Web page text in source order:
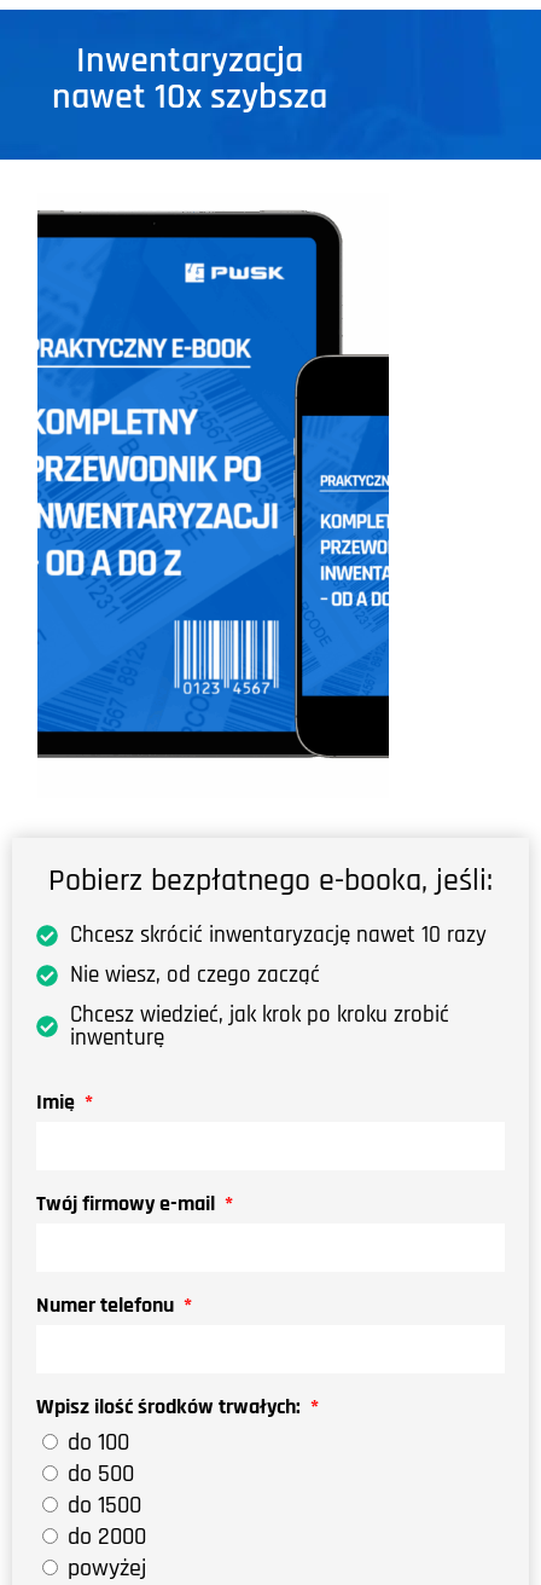
Inwentaryzacja
nawet 10x szybsza
Pobierz bezpłatnego e-booka, jeśli:
Chcesz skrócić inwentaryzację nawet 10 razy
Nie wiesz, od czego zacząć
Chcesz wiedzieć, jak krok po kroku zrobić
inwenturę
Imię
Twój firmowy e-mail
Numer telefonu
Wpisz ilość środków trwałych:
do 100
do 500
do 1500
do 2000
powyżej